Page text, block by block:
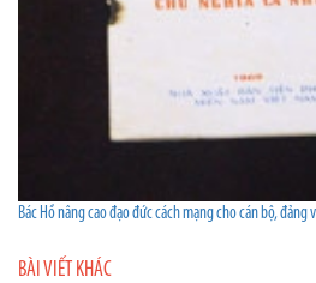
Bác Hồ nâng cao đạo đức cách mạng cho cán bộ, đảng
BÀI VIẾT KHÁC